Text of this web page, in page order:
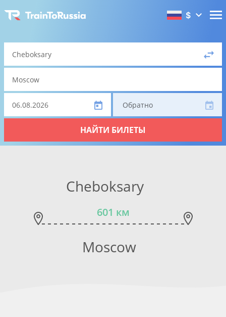
$
Обратно
НАЙТИ БИЛЕТЫ
Cheboksary
601 км
Moscow